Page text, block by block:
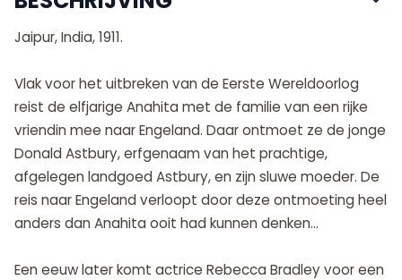
Jaipur, India, 1911.
Vlak voor het uitbreken van de Eerste Wereldoorlog
reist de elfjarige Anahita met de familie van een rijke
vriendin mee naar Engeland. Daar ontmoet ze de jonge
Donald Astbury, erfgenaam van het prachtige,
afgelegen landgoed Astbury, en zijn sluwe moeder. De
reis naar Engeland verloopt door deze ontmoeting heel
anders dan Anahita ooit had kunnen denken…
Een eeuw later komt actrice Rebecca Bradley voor een